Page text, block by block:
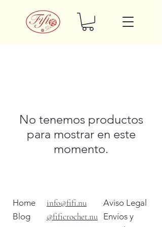
No tenemos productos
para mostrar en este
momento.
Home
Blog
info@fifi.nu
@fificrochet.nu
Aviso Legal
Envíos y